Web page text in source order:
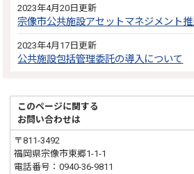
2023年4月20日更新
宗像市公共施設アセットマネジメント
2023年4月17日更新
公共施設包括管理委託の導入について
このページに関する
お問い合わせは
〒811-3492
福岡県宗像市東郷1-1-1
電話番号：0940-36-9811